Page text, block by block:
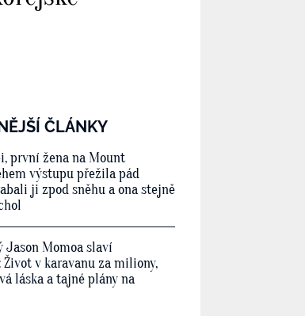
ČLÁNKY
první žena na Mount
výstupu přežila pád
ji zpod sněhu a ona stejně
Jason Momoa slaví
Život v karavanu za miliony,
láska a tajné plány na